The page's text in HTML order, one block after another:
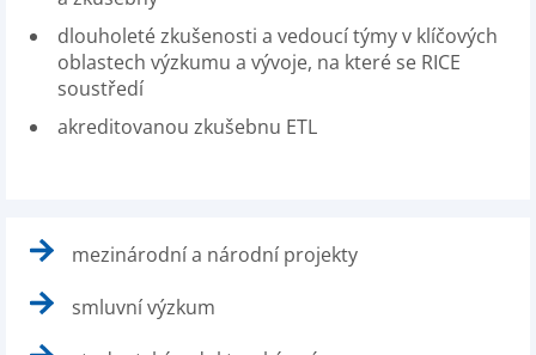
dlouholeté zkušenosti a vedoucí týmy v klíčových
oblastech výzkumu a vývoje, na které se RICE
soustředí
akreditovanou zkušebnu ETL
mezinárodní a národní projekty
smluvní výzkum